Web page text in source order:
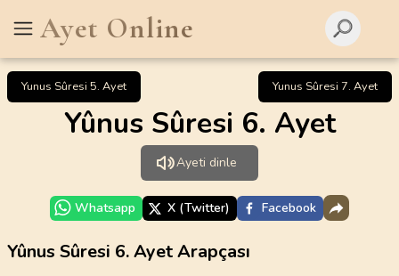
Ayet Online
Yunus Sûresi 5. Ayet Yunus Sûresi 7. Ayet
Yûnus Sûresi 6. Ayet
Ayeti dinle
Whatsapp X (Twitter) Facebook
Yûnus Sûresi 6. Ayet Arapçası